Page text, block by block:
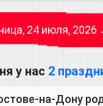
24 июля, 2026
у нас 2
Виктор Михайлович Глушков. Под